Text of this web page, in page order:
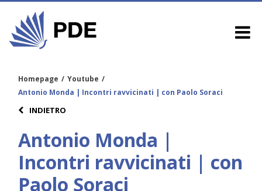
Homepage / Youtube /
Antonio Monda | Incontri ravvicinati | con Paolo Soraci
INDIETRO
Antonio Monda |
Incontri ravvicinati | con
Paolo Soraci